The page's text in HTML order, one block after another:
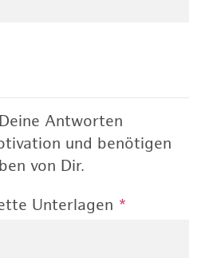
Antworten
und benötigen
von Dir.
Unterlagen *